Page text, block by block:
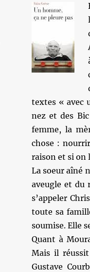
textes « avec
nez et des
femme, la
chose :
raison et si on
La soeur aîné
aveugle et du
s’appeler
toute sa
soumise. Elle
Quant à
Mais il
Gustave